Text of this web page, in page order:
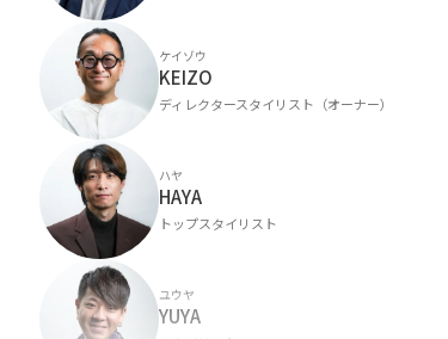
ケイゾウ
KEIZO
ディレクタースタイリスト（オーナー）
ハヤ
HAYA
トップスタイリスト
ユウヤ
YUYA